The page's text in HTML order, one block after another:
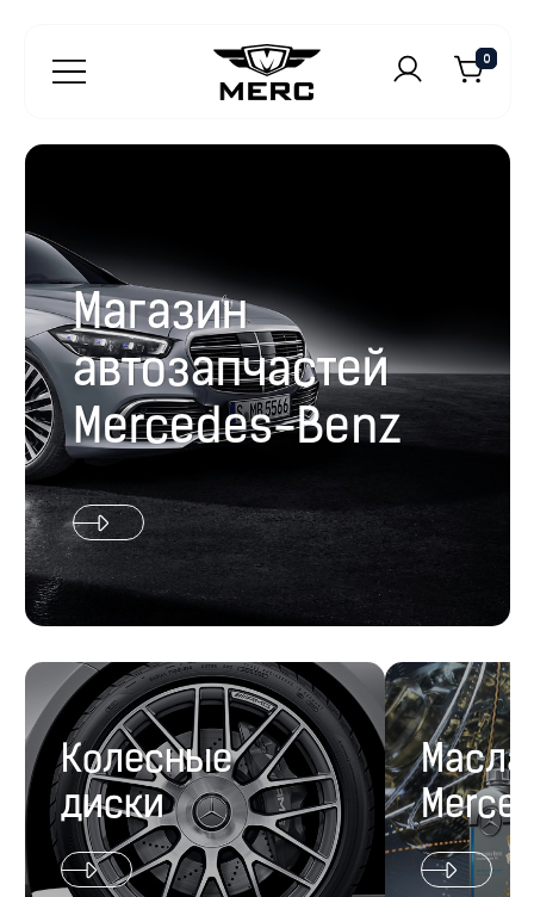
0
Магазин
автозапчастей
Mercedes-Benz
Колесные
диски
Масла